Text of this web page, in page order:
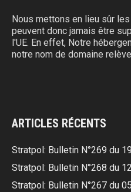
Nous mettons en lieu sûr
peuvent donc jamais être
l'UE. En effet, Notre
notre nom de domaine
ARTICLES RÉCENTS
Stratpol: Bulletin N°269 du
Stratpol: Bulletin N°268 du
Stratpol: Bulletin N°267 du